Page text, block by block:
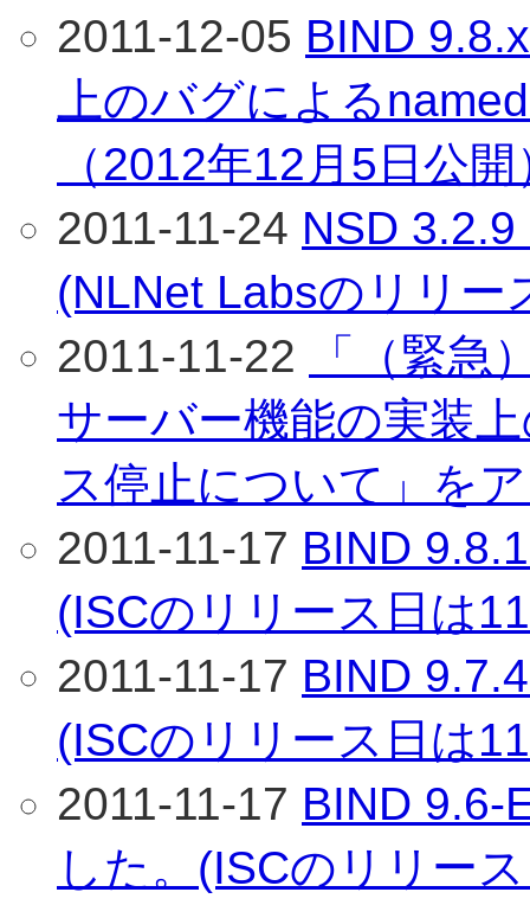
2011-12-05 BIND
上のバグによる
（2012年12月5日公開
2011-11-24 NSD
(NLNet Labsのリリー
2011-11-22
「（緊急
サーバー機能の実装
ス停止について」を
2011-11-17 BIND
(ISCのリリース日は
2011-11-17 BIND
(ISCのリリース日は
2011-11-17 BIND 9.6-
した。(ISCのリリー